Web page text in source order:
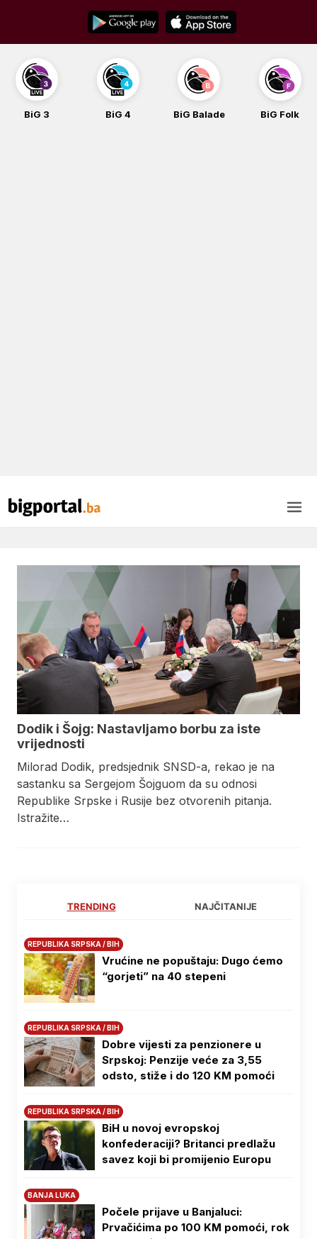
content
BiG 3 BiG 4 BiG Balade BiG Folk
Dodik i Šojg: Nastavljamo borbu za iste
vrijednosti
Milorad Dodik, predsjednik SNSD-a, rekao je na
sastanku sa Sergejom Šojguom da su odnosi
Republike Srpske i Rusije bez otvorenih pitanja.
Istražite…
TRENDING NAJČITANIJE
REPUBLIKA SRPSKA / BIH
Vrućine ne popuštaju: Dugo ćemo
“gorjeti” na 40 stepeni
REPUBLIKA SRPSKA / BIH
Dobre vijesti za penzionere u
Srpskoj: Penzije veće za 3,55
odsto, stiže i do 120 KM pomoći
REPUBLIKA SRPSKA / BIH
BiH u novoj evropskoj
konfederaciji? Britanci predlažu
savez koji bi promijenio Europu
BANJA LUKA
Počele prijave u Banjaluci:
Prvačićima po 100 KM pomoći, rok